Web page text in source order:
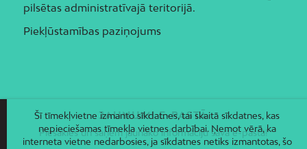
pilsētas administratīvajā teritorijā.
Piekļūstamības paziņojums
JAUNUMI E-PASTĀ
Piesakies un saņem jaunāko informāciju savā e-pastā!
Šī tīmekļvietne izmanto sīkdatnes, tai skaitā sīkdatnes, kas
nepieciešamas tīmekļa vietnes darbībai. Ņemot vērā, ka
interneta vietne nedarbosies, ja sīkdatnes netiks izmantotas, šo